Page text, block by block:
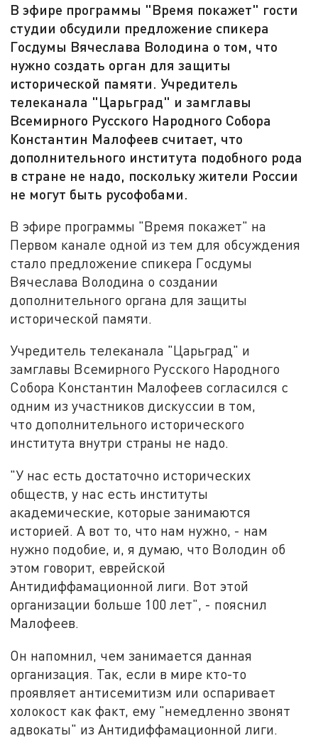
В эфире программы "Время покажет" гости
студии обсудили предложение спикера
Госдумы Вячеслава Володина о том, что
нужно создать орган для защиты
исторической памяти. Учредитель
телеканала "Царьград" и замглавы
Всемирного Русского Народного Собора
Константин Малофеев считает, что
дополнительного института подобного рода
в стране не надо, поскольку жители России
не могут быть русофобами.
В эфире программы "Время покажет" на
Первом канале одной из тем для обсуждения
стало предложение спикера Госдумы
Вячеслава Володина о создании
дополнительного органа для защиты
исторической памяти.
Учредитель телеканала "Царьград" и
замглавы Всемирного Русского Народного
Собора Константин Малофеев согласился с
одним из участников дискуссии в том,
что дополнительного исторического
института внутри страны не надо.
"У нас есть достаточно исторических
обществ, у нас есть институты
академические, которые занимаются
историей. А вот то, что нам нужно, - нам
нужно подобие, и, я думаю, что Володин об
этом говорит, еврейской
Антидиффамационной лиги. Вот этой
организации больше 100 лет", - пояснил
Малофеев.
Он напомнил, чем занимается данная
организация. Так, если в мире кто-то
проявляет антисемитизм или оспаривает
холокост как факт, ему "немедленно звонят
адвокаты" из Антидиффамационной лиги.